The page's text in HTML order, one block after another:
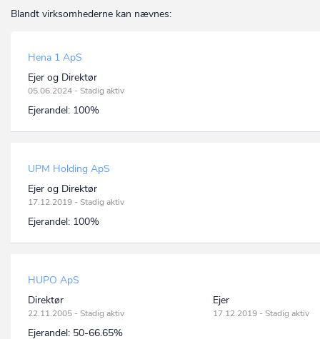
Blandt virksomhederne kan nævnes:
Hena 1 ApS
Ejer og Direktør
05.06.2024 - Stadig aktiv
Ejerandel: 100%
UPM Holding ApS
Ejer og Direktør
17.12.2019 - Stadig aktiv
Ejerandel: 100%
HUPO ApS
Direktør
22.11.2005 - Stadig aktiv
Ejer
17.12.2019 - Stadig aktiv
Ejerandel: 50-66.65%